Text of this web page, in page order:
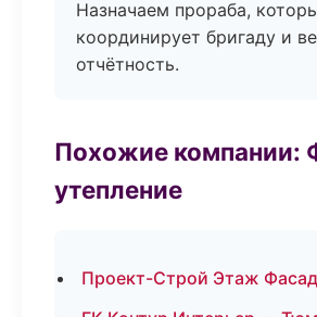
Назначаем прораба,
координирует бригаду и
отчётность.
Похожие компании:
утепление
Проект-Строй Этаж